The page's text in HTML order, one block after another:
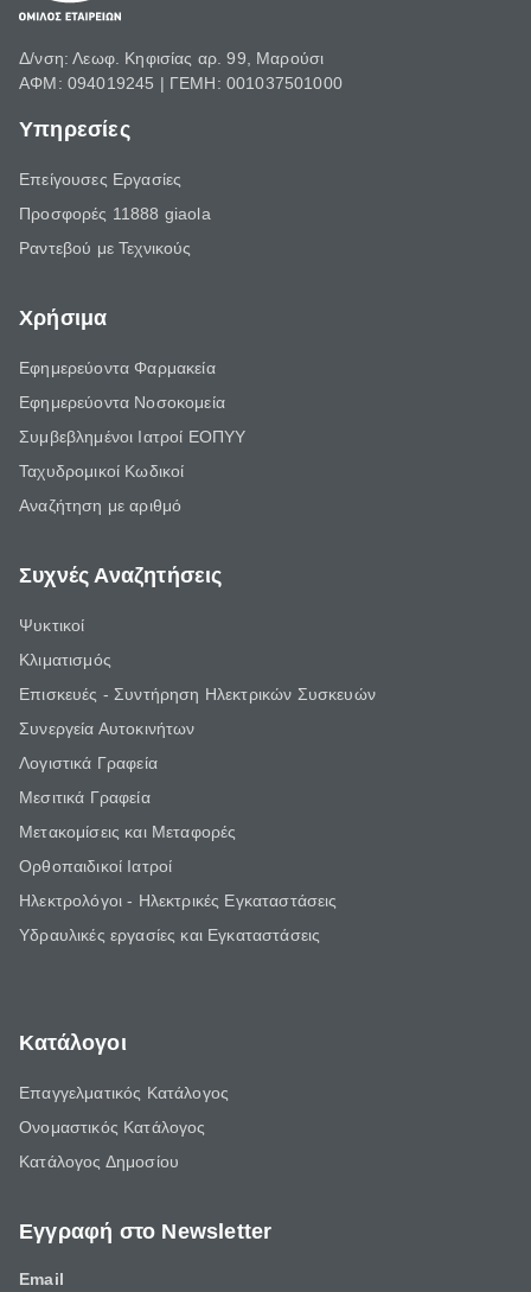
Δ/νση: Λεωφ. Κηφισίας αρ. 99, Μαρούσι
ΑΦΜ: 094019245 | ΓΕΜΗ: 001037501000
Υπηρεσίες
Επείγουσες Εργασίες
Προσφορές 11888 giaola
Ραντεβού με Τεχνικούς
Χρήσιμα
Εφημερεύοντα Φαρμακεία
Εφημερεύοντα Νοσοκομεία
Συμβεβλημένοι Ιατροί ΕΟΠΥΥ
Ταχυδρομικοί Κωδικοί
Αναζήτηση με αριθμό
Συχνές Αναζητήσεις
Ψυκτικοί
Κλιματισμός
Επισκευές - Συντήρηση Ηλεκτρικών Συσκευών
Συνεργεία Αυτοκινήτων
Λογιστικά Γραφεία
Μεσιτικά Γραφεία
Μετακομίσεις και Μεταφορές
Ορθοπαιδικοί Ιατροί
Ηλεκτρολόγοι - Ηλεκτρικές Εγκαταστάσεις
Υδραυλικές εργασίες και Εγκαταστάσεις
Κατάλογοι
Επαγγελματικός Κατάλογος
Ονομαστικός Κατάλογος
Κατάλογος Δημοσίου
Εγγραφή στο Newsletter
Email